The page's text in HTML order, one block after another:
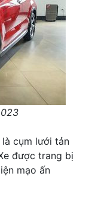
cụm lưới tản
được trang bị
mạo ấn